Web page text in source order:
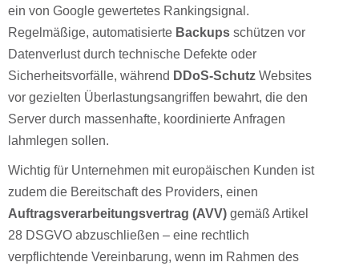
ein von Google gewertetes Rankingsignal.
Regelmäßige, automatisierte Backups schützen vor
Datenverlust durch technische Defekte oder
Sicherheitsvorfälle, während DDoS-Schutz Websites
vor gezielten Überlastungsangriffen bewahrt, die den
Server durch massenhafte, koordinierte Anfragen
lahmlegen sollen.
Wichtig für Unternehmen mit europäischen Kunden ist
zudem die Bereitschaft des Providers, einen
Auftragsverarbeitungsvertrag (AVV) gemäß Artikel
28 DSGVO abzuschließen – eine rechtlich
verpflichtende Vereinbarung, wenn im Rahmen des